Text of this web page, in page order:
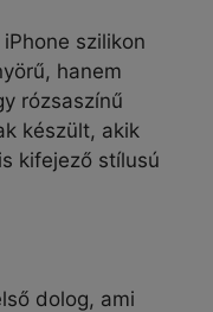
szilikon
hanem
rózsaszínű
készült, akik
kifejező stílusú
dolog, ami